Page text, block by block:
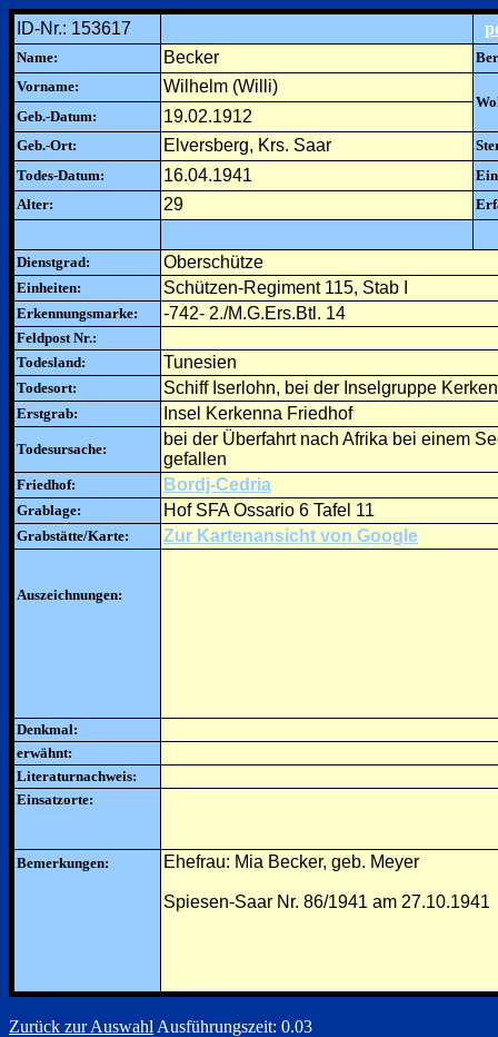
ID-Nr.: 153617
Name: Becker
Vorname:
Wilhelm (Willi)
Geb.-Datum:
19.02.1912
Geb.-Ort: Elversberg, Krs. Saar
Todes-Datum:
16.04.1941
Alter:
29
Dienstgrad: Oberschütze
Einheiten: Schützen-Regiment 115, Stab I
Erkennungsmarke: -742- 2./M.G.Ers.Btl. 14
Feldpost Nr.:
Todesland:
Tunesien
Todesort: Schiff Iserlohn, bei der Inselgruppe
Erstgrab: Insel Kerkenna Friedhof
Todesursache:
bei der Überfahrt nach Afrika bei einem
gefallen
Friedhof: Bordj-Cedria
Grablage: Hof SFA Ossario 6 Tafel 11
Grabstätte/Karte: Zur Kartenansicht von Google
Auszeichnungen:
Denkmal:
erwähnt:
Literaturnachweis:
Einsatzorte:
Bemerkungen: Ehefrau: Mia Becker, geb. Meyer
Spiesen-Saar Nr. 86/1941 am 27.10.1941
Zurück zur Auswahl Ausführungszeit: 0.03